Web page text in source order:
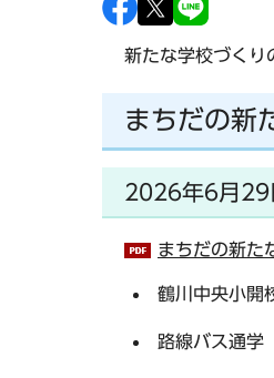
新たな学校づくり
まちだの新
2026年6月29
まちだの新た
鶴川中央小開
路線バス通学